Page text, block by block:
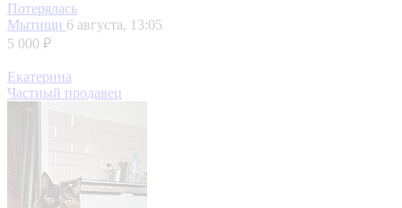
Потерялась
Мытищи 6 августа, 13:05
5 000 ₽
Екатерина
Частный продавец